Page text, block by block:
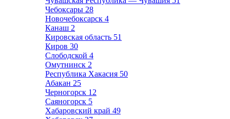
Чебоксары 28
Новочебоксарск 4
Канаш 2
Кировская область 51
Киров 30
Слободской 4
Омутнинск 2
Республика Хакасия 50
Абакан 25
Черногорск 12
Саяногорск 5
Хабаровский край 49